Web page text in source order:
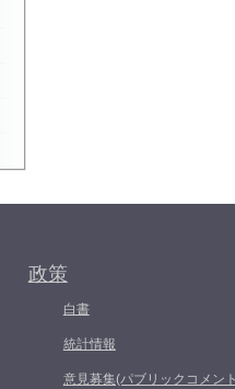
政策
白書
統計情報
意見募集(パブリックコメント